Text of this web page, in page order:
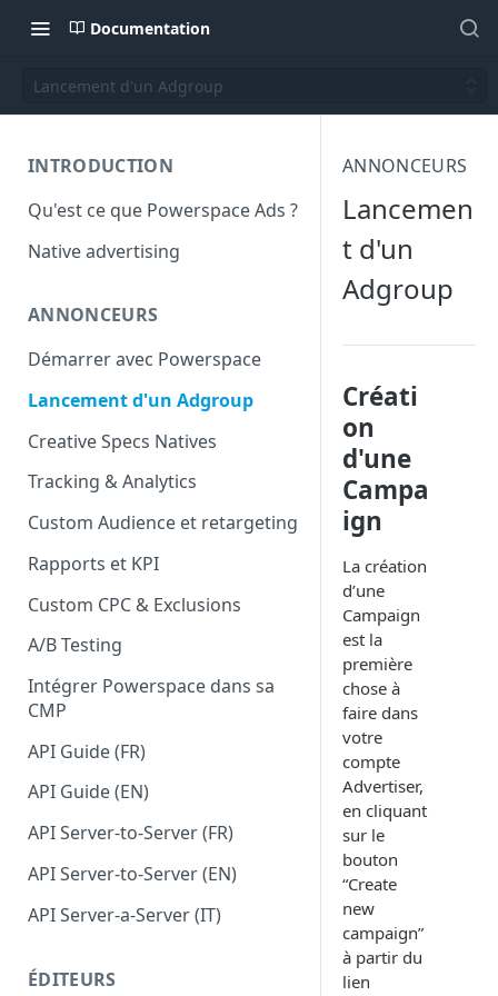
Documentation
Lancement d'un Adgroup
INTRODUCTION
Qu'est ce que Powerspace Ads ?
Native advertising
ANNONCEURS
Démarrer avec Powerspace
Lancement d'un Adgroup
Creative Specs Natives
Tracking & Analytics
Custom Audience et retargeting
Rapports et KPI
Custom CPC & Exclusions
A/B Testing
Intégrer Powerspace dans sa
CMP
API Guide (FR)
API Guide (EN)
API Server-to-Server (FR)
API Server-to-Server (EN)
API Server-a-Server (IT)
ÉDITEURS
ANNONCEURS
Lancemen
t d'un
Adgroup
Créati
on
d'une
Campa
ign
La création
d’une
Campaign
est la
première
chose à
faire dans
votre
compte
Advertiser,
en cliquant
sur le
bouton
“Create
new
campaign”
à partir du
lien